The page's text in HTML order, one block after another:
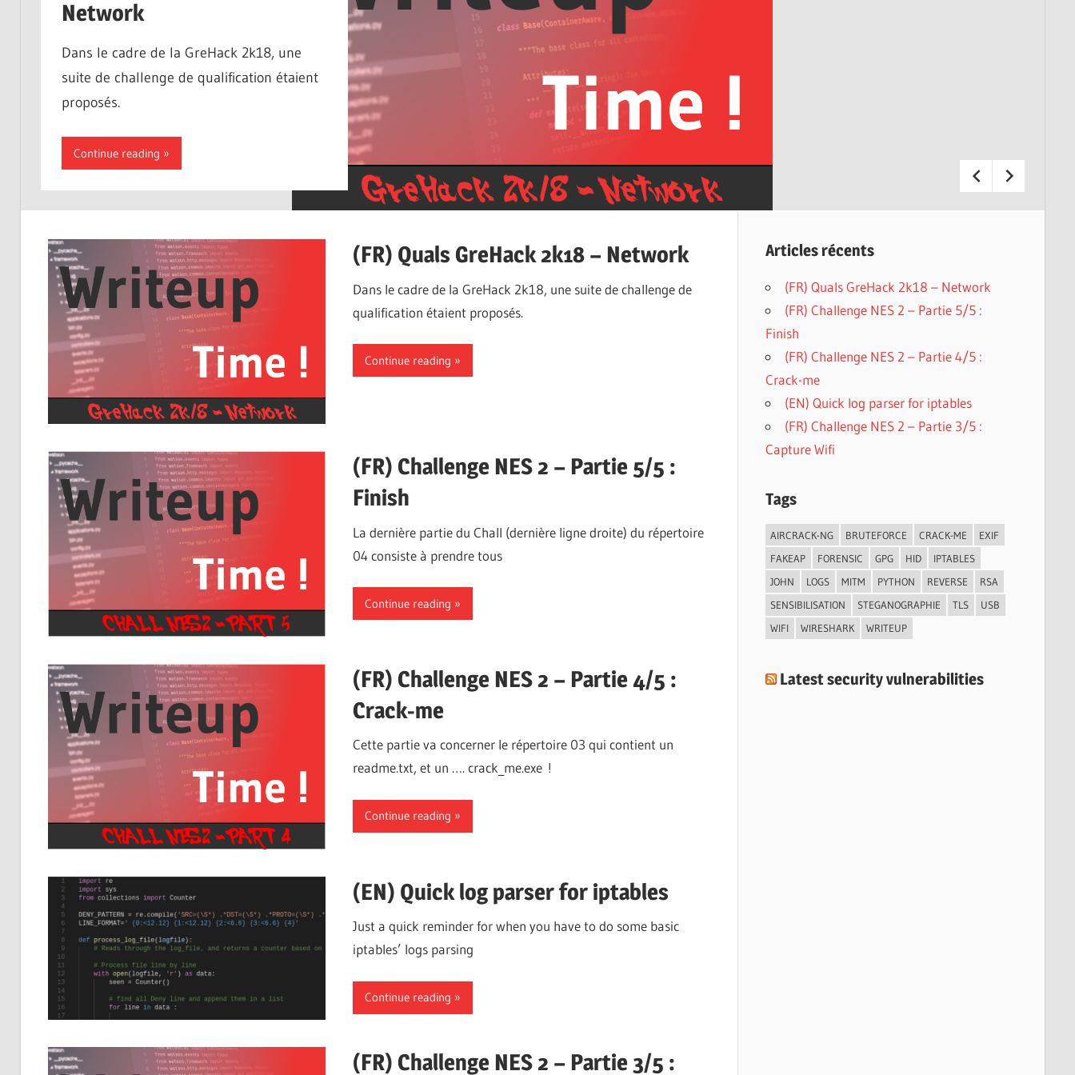
weakest
Network
Dans le cadre de la GreHack 2k18, une
suite de challenge de qualification étaient
proposés.
Continue reading
(FR) Quals GreHack 2k18 – Network
Dans le cadre de la GreHack 2k18, une suite de challenge de
qualification étaient proposés.
Continue reading
(FR) Challenge NES 2 – Partie 5/5 :
Finish
La dernière partie du Chall (dernière ligne droite) du répertoire
04 consiste à prendre tous
Continue reading
(FR) Challenge NES 2 – Partie 4/5 :
Crack-me
Cette partie va concerner le répertoire 03 qui contient un
readme.txt, et un …. crack_me.exe !
Continue reading
(EN) Quick log parser for iptables
Just a quick reminder for when you have to do some basic
iptables’ logs parsing
Continue reading
(FR) Challenge NES 2 – Partie 3/5 :
Articles récents
(FR) Quals GreHack 2k18 – Network
(FR) Challenge NES 2 – Partie 5/5 :
Finish
(FR) Challenge NES 2 – Partie 4/5 :
Crack-me
(EN) Quick log parser for iptables
(FR) Challenge NES 2 – Partie 3/5 :
Capture Wifi
Tags
AIRCRACK-NG BRUTEFORCE CRACK-ME
EXIF
FAKEAP
FORENSIC GPG HID
IPTABLES
JOHN
LOGS MITM PYTHON REVERSE
RSA
SENSIBILISATION
STEGANOGRAPHIE TLS
USB
WIFI
WIRESHARK WRITEUP
Latest security vulnerabilities